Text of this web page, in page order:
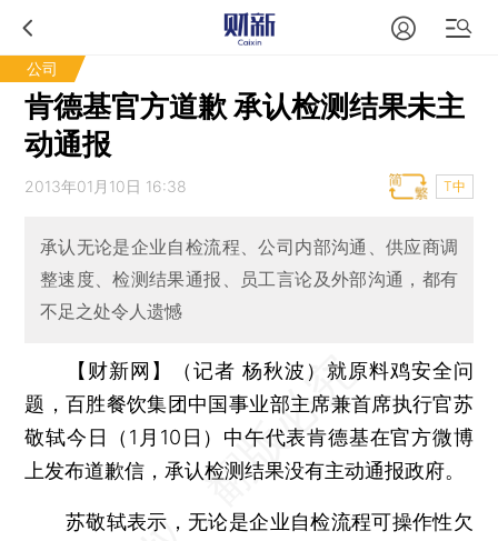
公司
肯德基官方道歉 承认检测结果未主
动通报
2013年01月10日 16:38 T中
承认无论是企业自检流程、公司内部沟通、供应商调
整速度、检测结果通报、员工言论及外部沟通，都有
不足之处令人遗憾
【财新网】（记者 杨秋波） 就原料鸡安全问
题，百胜餐饮集团中国事业部主席兼首席执行官苏
敬轼今日（1月10日）中午代表肯德基在官方微博
上发布道歉信，承认检测结果没有主动通报政府。
苏敬轼表示，无论是企业自检流程可操作性欠